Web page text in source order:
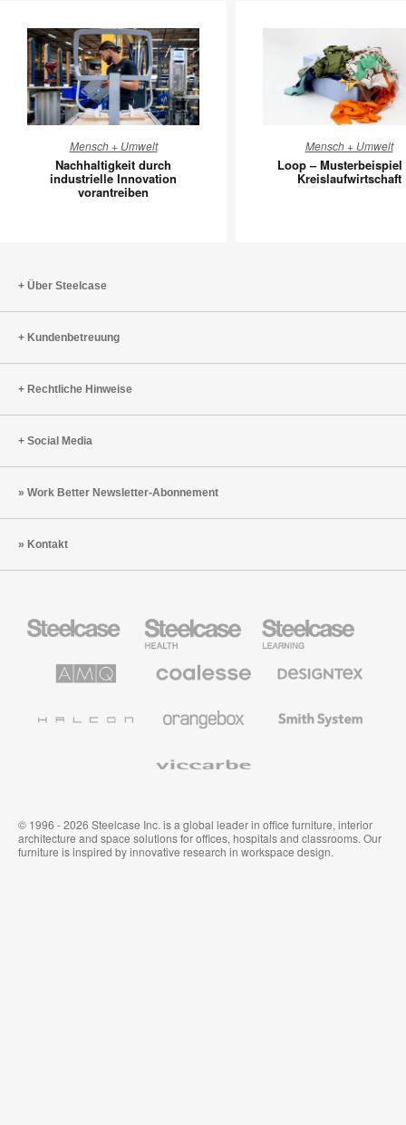
durch
industrielle
Innovation
Mensch + Umwelt
Nachhaltigkeit durch
industrielle Innovation
vorantreiben
–
Mensch + Umwelt
Loop – Musterbeispiel
Kreislaufwirtschaft
Über Steelcase
Kundenbetreuung
Rechtliche Hinweise
Social Media
Work Better Newsletter-Abonnement
Kontakt
Büromöbel
Health
Education
Möbel
Solutions
Büromöbel
Textilien
System
© 1996 - 2026 Steelcase Inc. is a global leader in office furniture, interior
architecture and space solutions for offices, hospitals and classrooms. Our
furniture is inspired by innovative research in workspace design.